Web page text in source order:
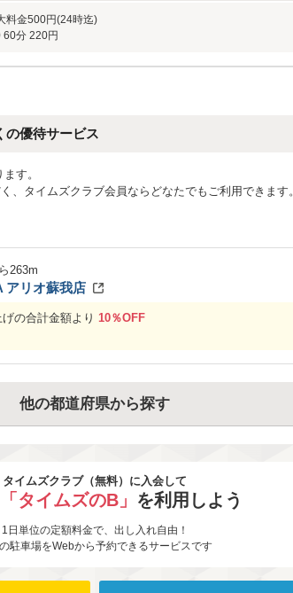
料金500円(24時迄)
分 220円
の優待サービス
す。
、タイムズクラブ会員ならどなたでもご利用できます。
263m
アリオ蘇我店
の合計金額より 10％OFF
他の都道府県から探す
タイムズクラブ（無料）に入会して
「タイムズのB」 を利用しよう
1日単位の定額料金で、出し入れ自由！
駐車場をWebから予約できるサービスです